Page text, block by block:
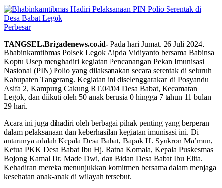
Perbesar
TANGSEL,Brigadenews.co.id- Pada hari Jumat, 26 Juli 2024,
Bhabinkamtibmas Polsek Legok Aipda Vidiyanto bersama Babinsa
Koptu Usep menghadiri kegiatan Pencanangan Pekan Imunisasi
Nasional (PIN) Polio yang dilaksanakan secara serentak di seluruh
Kabupaten Tangerang. Kegiatan ini diselenggarakan di Posyandu
Asifa 2, Kampung Cakung RT.04/04 Desa Babat, Kecamatan
Legok, dan diikuti oleh 50 anak berusia 0 hingga 7 tahun 11 bulan
29 hari.
Acara ini juga dihadiri oleh berbagai pihak penting yang berperan
dalam pelaksanaan dan keberhasilan kegiatan imunisasi ini. Di
antaranya adalah Kepala Desa Babat, Bapak H. Syukron Ma’mun,
Ketua PKK Desa Babat Ibu Hj. Ratna Komala, Kepala Puskesmas
Bojong Kamal Dr. Made Dwi, dan Bidan Desa Babat Ibu Elita.
Kehadiran mereka menunjukkan komitmen bersama dalam menjaga
kesehatan anak-anak di wilayah tersebut.